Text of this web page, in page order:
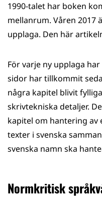
1990-talet har boken
mellanrum. Våren 2017
upplaga. Den här
För varje ny upplaga
sidor har tillkommit
några kapitel blivit
skrivtekniska detaljer.
kapitel om hantering av
texter i svenska
svenska namn ska
Normkritisk